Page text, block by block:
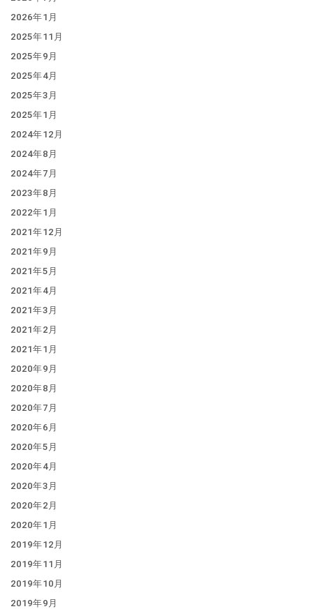
2026年1月
2025年11月
2025年9月
2025年4月
2025年3月
2025年1月
2024年12月
2024年8月
2024年7月
2023年8月
2022年1月
2021年12月
2021年9月
2021年5月
2021年4月
2021年3月
2021年2月
2021年1月
2020年9月
2020年8月
2020年7月
2020年6月
2020年5月
2020年4月
2020年3月
2020年2月
2020年1月
2019年12月
2019年11月
2019年10月
2019年9月